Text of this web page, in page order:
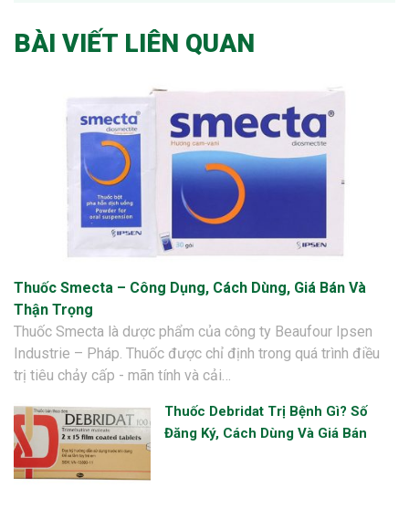
BÀI VIẾT LIÊN QUAN
Thuốc Smecta – Công Dụng, Cách Dùng, Giá Bán Và
Thận Trọng
Thuốc Smecta là dược phẩm của công ty Beaufour Ipsen
Industrie – Pháp. Thuốc được chỉ định trong quá trình điều
trị tiêu chảy cấp - mãn tính và cải…
Thuốc Debridat Trị Bệnh Gì? Số
Đăng Ký, Cách Dùng Và Giá Bán